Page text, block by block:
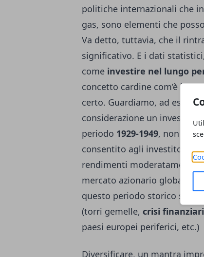
politiche internazionali che
gas, sono elementi che
Va detto, tuttavia, che il
significativo. E i dati
come investire nel lungo
concetto cardine com’è la
certo. Guardiamo, ad
considerazione un
periodo 1929-1949, non
consentito agli investitori
rendimenti moderatamente
mercato azionario globale
questo periodo storico siano
(torri gemelle, crisi
paesi europei periferici, etc.)
Diversificare, un mantra